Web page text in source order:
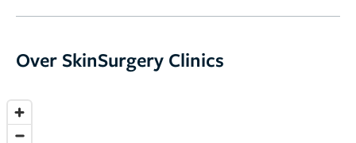
Over SkinSurgery Clinics